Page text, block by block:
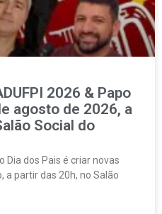
2026 & Papo
agosto de 2026, a
Social do
dos Pais é criar novas
partir das 20h, no Salão